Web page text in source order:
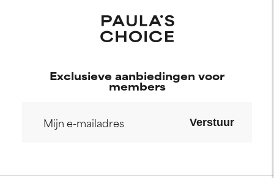
Exclusieve aanbiedingen voor
members
Verstuur